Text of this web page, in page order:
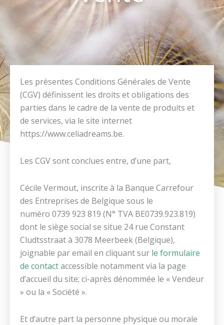
Les présentes Conditions Générales de Vente
(CGV) définissent les droits et obligations des
parties dans le cadre de la vente de produits et
de services, via le site internet
https://www.celiadreams.be.
Les CGV sont conclues entre, d’une part,
Cécile Vermout, inscrite à la Banque Carrefour
des Entreprises de Belgique sous le
numéro 0739 923 819 (N° TVA BE0739.923.819)
dont le siège social se situe 24 rue Constant
Cludtsstraat à 3078 Meerbeek (Belgique),
joignable par email en cliquant sur le formulaire
de contactaccessible notamment via la page
d’accueil du site; ci-après dénommée le « Vendeur
» ou la « Société ».
Et d’autre part la personne physique ou morale